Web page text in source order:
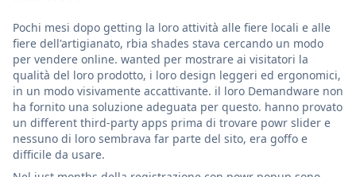
Pochi mesi dopo getting la loro attività alle fiere locali e alle
fiere dell'artigianato, rbia shades stava cercando un modo
per vendere online. wanted per mostrare ai visitatori la
qualità del loro prodotto, i loro design leggeri ed ergonomici,
in un modo visivamente accattivante. il loro Demandware non
ha fornito una soluzione adeguata per questo. hanno provato
un different third-party apps prima di trovare powr slider e
nessuno di loro sembrava far parte del sito, era goffo e
difficile da usare.